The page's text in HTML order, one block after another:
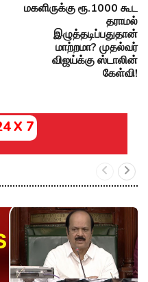
மகளிருக்கு ரூ.1000 கூட
தராமல்
இழுத்தடிப்பதுதான்
மாற்றமா? முதல்வர்
விஜய்க்கு ஸ்டாலின்
கேள்வி!
X 7